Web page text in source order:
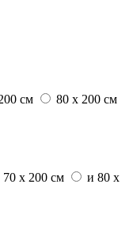
см
80 x 200 см
70 x 200 см и 80 x